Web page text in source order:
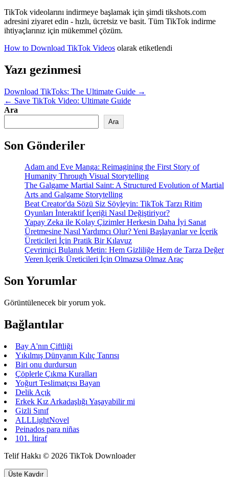
TikTok videolarını indirmeye başlamak için şimdi tikshots.com
adresini ziyaret edin - hızlı, ücretsiz ve basit. Tüm TikTok indirme
ihtiyaçlarınız için mükemmel çözüm.
How to Download TikTok Videos olarak etiketlendi
Yazı gezinmesi
Download TikToks: The Ultimate Guide →
← Save TikTok Video: Ultimate Guide
Ara
Ara
Son Gönderiler
Adam and Eve Manga: Reimagining the First Story of
Humanity Through Visual Storytelling
The Galgame Martial Saint: A Structured Evolution of Martial
Arts and Galgame Storytelling
Beat Creator'da Sözü Siz Söyleyin: TikTok Tarzı Ritim
Oyunları İnteraktif İçeriği Nasıl Değiştiriyor?
Yapay Zeka ile Kolay Çizimler Herkesin Daha İyi Sanat
Üretmesine Nasıl Yardımcı Olur? Yeni Başlayanlar ve İçerik
Üreticileri İçin Pratik Bir Kılavuz
Çevrimiçi Bulanık Metin: Hem Gizliliğe Hem de Tarza Değer
Veren İçerik Üreticileri İçin Olmazsa Olmaz Araç
Son Yorumlar
Görüntülenecek bir yorum yok.
Bağlantılar
Bay A'nın Çiftliği
Yıkılmış Dünyanın Kılıç Tanrısı
Biri onu durdursun
Çöplerle Çıkma Kuralları
Yoğurt Teslimatçısı Bayan
Delik Açık
Erkek Kız Arkadaşlığı Yaşayabilir mi
Gizli Sınıf
ALLLightNovel
Peinados para niñas
101. İtiraf
Telif Hakkı © 2026 TikTok Downloader
Üste Kaydır